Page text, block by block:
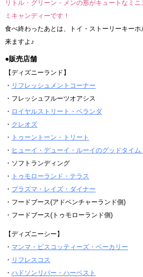
リトル・グリーン・メンの形がキュートなミ
ミキャンディーです！
食べ終わったあとは、トイ・ストーリーキー
来ますよ♪
●販売店舗
【ディズニーランド】
・ リフレッシュメントコーナー
・フレッシュフルーツオアシス
・ ロイヤルストリート・ベランダ
・ クレオズ
・ トゥーントーン・トリート
・ ヒューイ・デューイ・ルーイのグッドタイム
・ソフトランディング
・ トゥモローランド・テラス
・ プラズマ・レイズ・ダイナー
・フードブース(アドベンチャーランド側)
・フードブース(トゥモローランド側)
【ディズニーシー】
・ マンマ・ビスコッティーズ・ベーカリー
・ リフレスコス
・ ハドソンリバー・ハーベスト